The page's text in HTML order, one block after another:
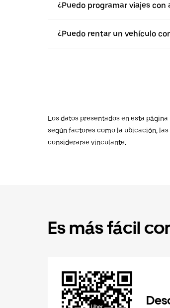
¿Puedo programar viajes
¿Puedo rentar un vehículo
Los datos presentados en esta
según factores como la ubicación,
considerarse vinculante.
Es más fácil